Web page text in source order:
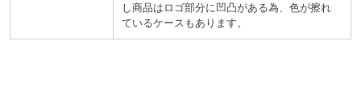
し商品はロゴ部分に凹凸がある為、色が擦れ
ているケースもあります。